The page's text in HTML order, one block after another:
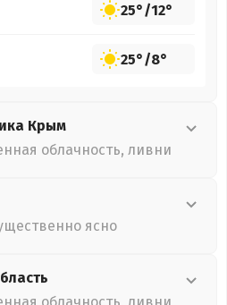
25°/12°
25°/8°
Крым
облачность, ливни
ясно